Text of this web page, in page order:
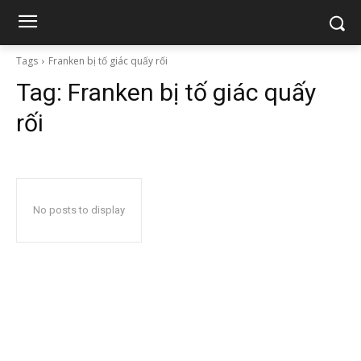
Tags Franken bị tố giác quấy rối
Tag: Franken bị tố giác quấy
rối
No posts to display